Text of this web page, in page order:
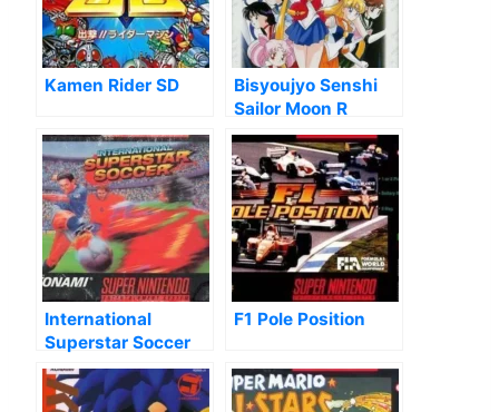
Kamen Rider SD
Bisyoujyo Senshi
Sailor Moon R
International
Superstar Soccer
F1 Pole Position